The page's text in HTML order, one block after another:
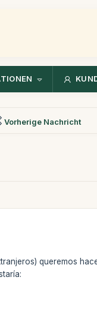
Vorherige Nachricht
queremos